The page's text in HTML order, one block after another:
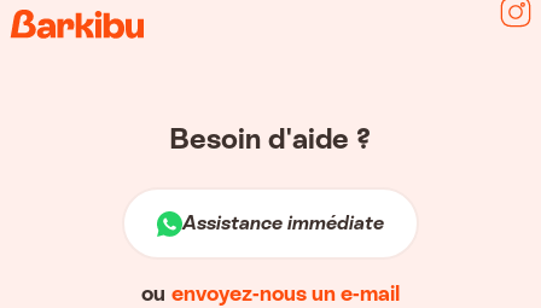
Besoin d'aide ?
Assistance immédiate
ou envoyez-nous un e-mail